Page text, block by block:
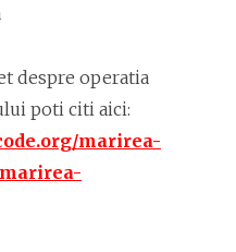
despre operatia
poti citi aici:
marirea-